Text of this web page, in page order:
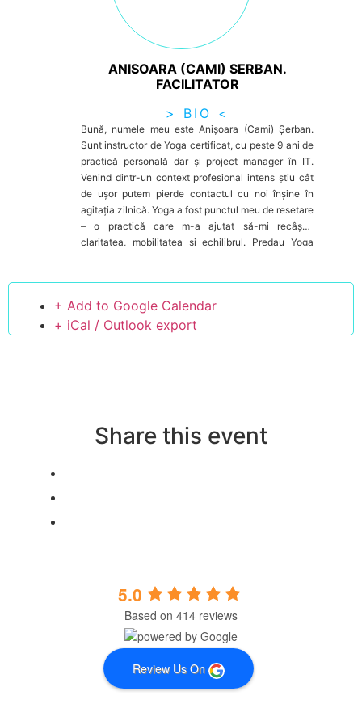
ANISOARA (CAMI) SERBAN.
FACILITATOR
> BIO <
Bună, numele meu este Anișoara (Cami) Șerban.
Sunt instructor de Yoga certificat, cu peste 9 ani de
practică personală dar și project manager în IT.
Venind dintr-un context profesional intens știu cât
de ușor putem pierde contactul cu noi înșine în
agitația zilnică. Yoga a fost punctul meu de resetare
– o practică care m-a ajutat să-mi recâștig
claritatea, mobilitatea si echilibrul. Predau Yoga
abordat în timp, cum ar fi: Theta Healing, Reiki, NLP
imi oferă instrumentele necesare cu care să te
sustin atât la nivel fizic, cât și emoțional și
+ Add to Google Calendar
+ iCal / Outlook export
Share this event
5.0
Based on 414 reviews
Review Us On